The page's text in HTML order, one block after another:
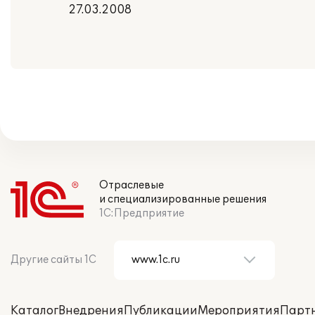
27.03.2008
Отраслевые
и специализированные решения
1С:Предприятие
Другие сайты 1С
КаталогВнедренияПубликацииМероприятия